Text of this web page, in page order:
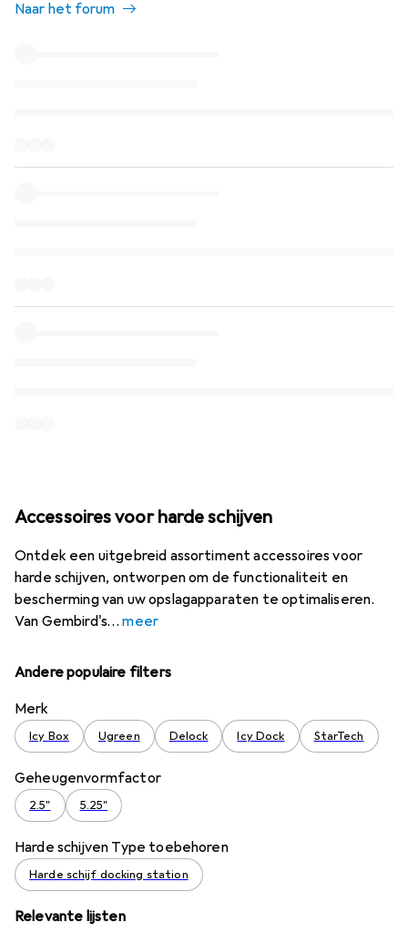
Naar het forum
Accessoires voor harde schijven
Ontdek een uitgebreid assortiment accessoires voor
harde schijven, ontworpen om de functionaliteit en
bescherming van uw opslagapparaten te optimaliseren.
Van Gembird's
meer
Andere populaire filters
Merk
Icy Box Ugreen Delock Icy Dock StarTech
Geheugenvormfactor
2.5" 5.25"
Harde schijven Type toebehoren
Harde schijf docking station
Relevante lijsten